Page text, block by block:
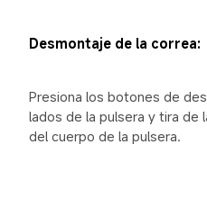
Desmontaje de la correa:
Presiona los botones de
lados de la pulsera y tira de
del cuerpo de la pulsera.